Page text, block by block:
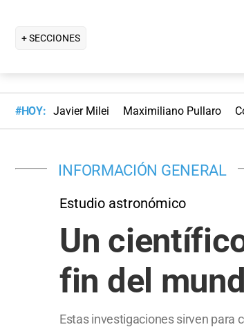
+ SECCIONES
#HOY: Javier Milei Maximiliano Pullaro
INFORMACIÓN GENERAL
Estudio astronómico
Un
fin del
Estas investigaciones sirven para